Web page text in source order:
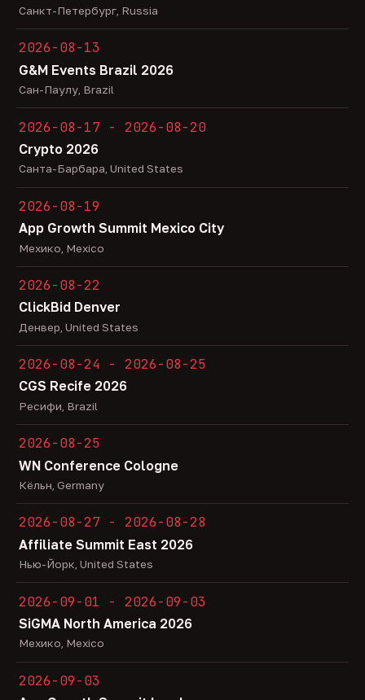
Санкт-Петербург, Russia
2026-08-13
G&M Events Brazil 2026
Сан-Паулу, Brazil
2026-08-17 - 2026-08-20
Crypto 2026
Санта-Барбара, United States
2026-08-19
App Growth Summit Mexico City
Мехико, Mexico
2026-08-22
ClickBid Denver
Денвер, United States
2026-08-24 - 2026-08-25
CGS Recife 2026
Ресифи, Brazil
2026-08-25
WN Conference Cologne
Кёльн, Germany
2026-08-27 - 2026-08-28
Affiliate Summit East 2026
Нью-Йорк, United States
2026-09-01 - 2026-09-03
SiGMA North America 2026
Мехико, Mexico
2026-09-03